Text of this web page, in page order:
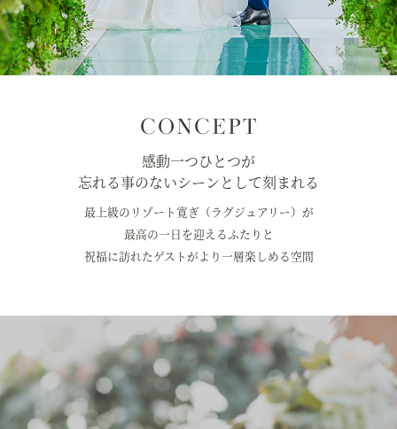
CONCEPT
感動一つひとつが
忘れる事のないシーンとして刻まれる
最上級のリゾート寛ぎ（ラグジュアリー）が
最高の一日を迎えるふたりと
祝福に訪れたゲストがより一層楽しめる空間